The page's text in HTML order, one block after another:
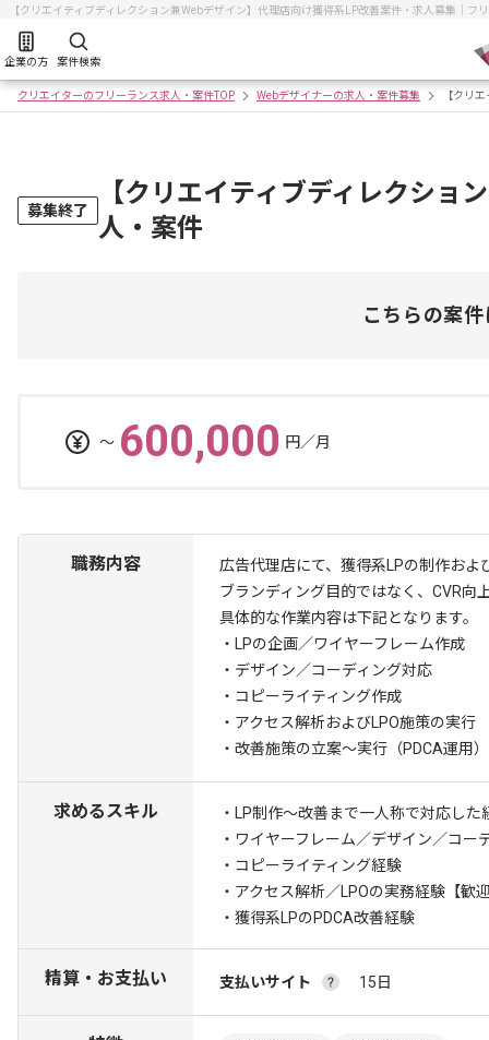
【クリエイティブディレクション兼Webデザイン】代理店向け獲得系LP改善案件・求人募集｜フ
企業の方 案件検索
クリエイターのフリーランス求人・案件TOP Webデザイナーの求人・案件募集 【クリ
募集終了
【クリエイティブディレクショ
人・案件
こちらの案
〜 600,000 円／月
職務内容
広告代理店にて、獲得系LPの制作お
ブランディング目的ではなく、CVR向
具体的な作業内容は下記となります。
・LPの企画／ワイヤーフレーム作成
・デザイン／コーディング対応
・コピーライティング作成
・アクセス解析およびLPO施策の実行
・改善施策の立案～実行（PDCA運用）
求めるスキル
・LP制作〜改善まで一人称で対応した
・ワイヤーフレーム／デザイン／コー
・コピーライティング経験
・アクセス解析／LPOの実務経験 【歓
・獲得系LPのPDCA改善経験
精算・お支払い 支払いサイト 15日